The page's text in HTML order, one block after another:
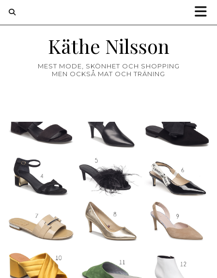
Käthe Nilsson
MEST MODE, SKÖNHET OCH SHOPPING
MEN OCKSÅ MAT OCH TRÄNING